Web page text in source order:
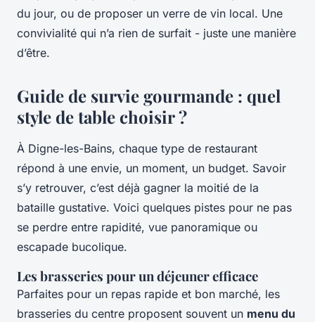
du jour, ou de proposer un verre de vin local. Une
convivialité qui n’a rien de surfait - juste une manière
d’être.
Guide de survie gourmande : quel
style de table choisir ?
À Digne-les-Bains, chaque type de restaurant
répond à une envie, un moment, un budget. Savoir
s’y retrouver, c’est déjà gagner la moitié de la
bataille gustative. Voici quelques pistes pour ne pas
se perdre entre rapidité, vue panoramique ou
escapade bucolique.
Les brasseries pour un déjeuner efficace
Parfaites pour un repas rapide et bon marché, les
brasseries du centre proposent souvent un menu du